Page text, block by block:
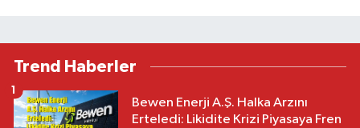
Trend Haberler
Bewen Enerji A.Ş. Halka Arzını
Erteledi: Likidite Krizi Piyasaya Fren
1